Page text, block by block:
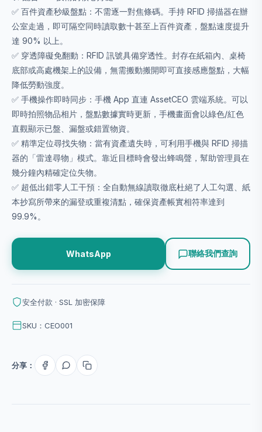
✅ 百件資產秒級盤點：不需逐一對焦條碼。手持 RFID 掃描器在辦
公室走過，即可隔空同時讀取數十甚至上百件資產，盤點速度提升
達 90% 以上。
✅ 穿透障礙免翻動：RFID 訊號具備穿透性。封存在紙箱內、桌椅
底部或高處機架上的設備，無需搬動搬開即可直接感應盤點，大幅
降低勞動強度。
✅ 手機操作即時同步：手機 App 直連 AssetCEO 雲端系統。可以
即時拍照物品相片，盤點數據實時更新，手機畫面會以綠色/紅色
直觀顯示已盤、漏盤或錯置物資。
✅ 精準定位尋找失物：當有資產遺失時，可利用手機與 RFID 掃描
器的「雷達尋物」模式。靠近目標時會發出蜂鳴聲，幫助管理員在
幾分鐘內精確定位失物。
✅ 超低出錯零人工干預：全自動無線讀取徹底杜絕了人工勾選、紙
本抄寫所帶來的漏登或重複清點，確保資產帳實相符率達到
99.9%。
WhatsApp 聯絡我們查詢
安全付款 · SSL 加密保障
SKU：CEO001
分享：